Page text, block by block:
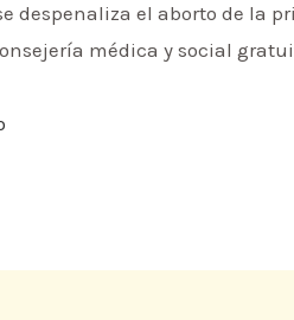
despenaliza el aborto de la
médica y social